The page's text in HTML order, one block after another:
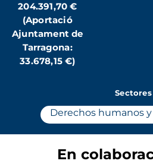
204.391,70 €
(Aportació
Ajuntament de
Tarragona:
33.678,15 €)
Sectores
Derechos humanos
En